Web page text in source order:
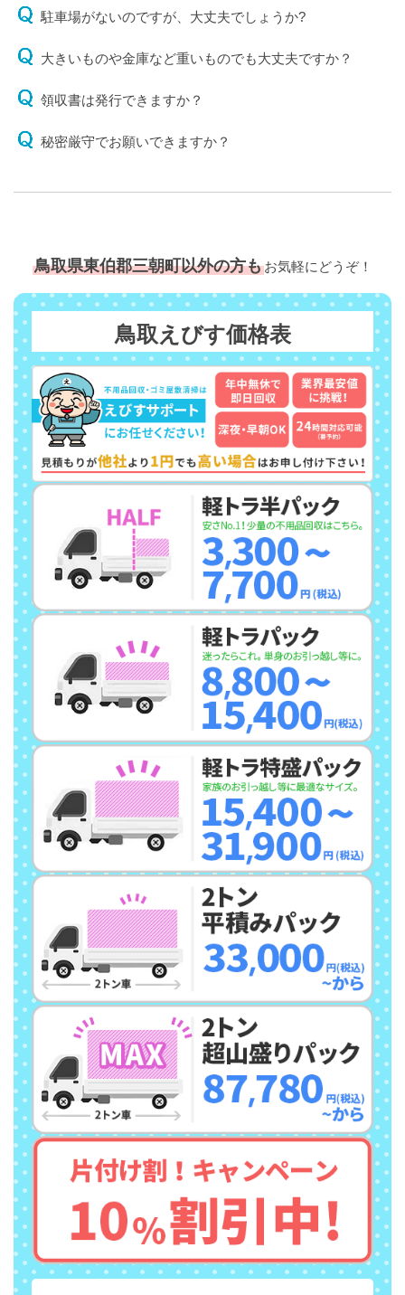
駐車場がないのですが、大丈夫でしょうか?
大きいものや金庫など重いものでも大丈夫ですか？
領収書は発行できますか？
秘密厳守でお願いできますか？
鳥取県東伯郡三朝町以外の方もお気軽にどうぞ！
鳥取えびす価格表